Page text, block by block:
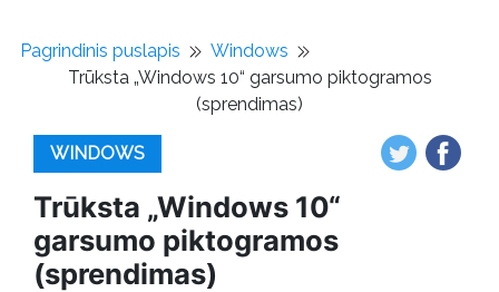
Pagrindinis puslapis
Windows
Trūksta „Windows 10“ garsumo piktogramos
(sprendimas)
WINDOWS
Trūksta „Windows 10“
garsumo piktogramos
(sprendimas)